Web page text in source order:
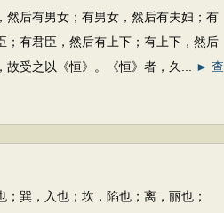
有男女；有男女，然后有夫妇；有
；有君臣，然后有上下；有上下，然后
受之以《恒》。《恒》者，久...
► 查
，入也；坎，陷也；离，丽也；